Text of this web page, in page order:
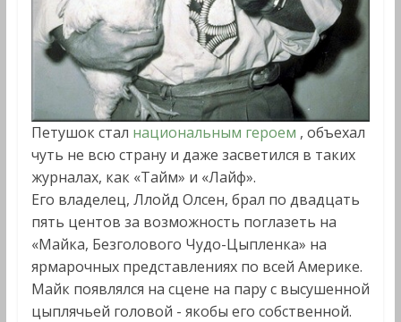
Петушок стал национальным героем , объехал
чуть не всю страну и даже засветился в таких
журналах, как «Тайм» и «Лайф».
Его владелец, Ллойд Олсен, брал по двадцать
пять центов за возможность поглазеть на
«Майка, Безголового Чудо-Цыпленка» на
ярмарочных представлениях по всей Америке.
Майк появлялся на сцене на пару с высушенной
цыплячьей головой - якобы его собственной.